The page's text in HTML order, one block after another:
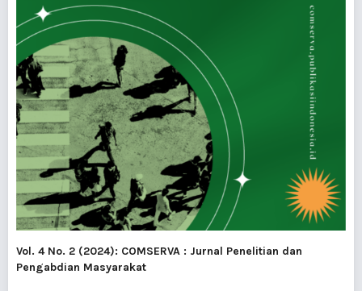
Vol. 4 No. 2 (2024): COMSERVA : Jurnal Penelitian dan
Pengabdian Masyarakat